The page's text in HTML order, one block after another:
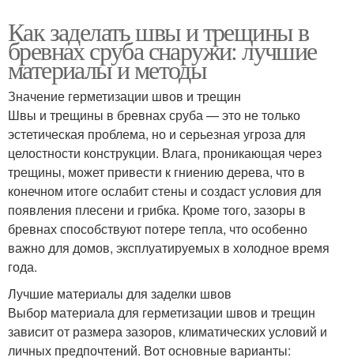
Как заделать швы и трещины в
бревнах сруба снаружи: лучшие
материалы и методы
Значение герметизации швов и трещин
Швы и трещины в бревнах сруба — это не только
эстетическая проблема, но и серьезная угроза для
целостности конструкции. Влага, проникающая через
трещины, может привести к гниению дерева, что в
конечном итоге ослабит стены и создаст условия для
появления плесени и грибка. Кроме того, зазоры в
бревнах способствуют потере тепла, что особенно
важно для домов, эксплуатируемых в холодное время
года.
Лучшие материалы для заделки швов
Выбор материала для герметизации швов и трещин
зависит от размера зазоров, климатических условий и
личных предпочтений. Вот основные варианты: